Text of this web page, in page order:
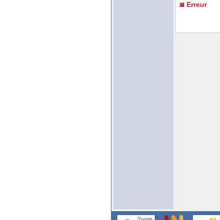
Erreur